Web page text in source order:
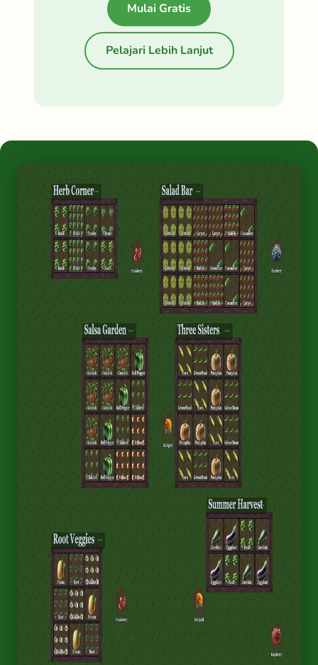
Mulai Gratis
Pelajari Lebih Lanjut